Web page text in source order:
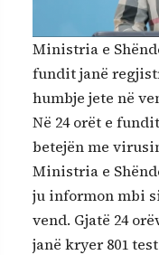
Ministria e
fundit janë
humbje jete në
Në 24 orët e
betejën me
Ministria e
ju informon mbi
vend. Gjatë 24
janë kryer 801